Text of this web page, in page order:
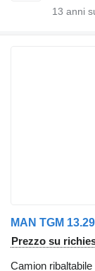
13 anni
MAN TGM
Prezzo su
Camion ribaltabile